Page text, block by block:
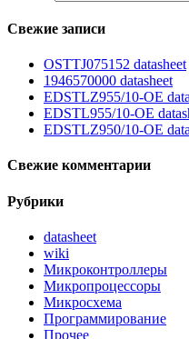
Свежие записи
OSTTJ075152 datasheet
1946570000 datasheet
EDSTLZ955/10-OE
EDSTL955/10-OE
EDSTLZ950/10-OE
Свежие комментарии
Рубрики
datasheet
wiki
Микроконтроллеры
Микропроцессоры
Микросхема
Программирование
Прочее